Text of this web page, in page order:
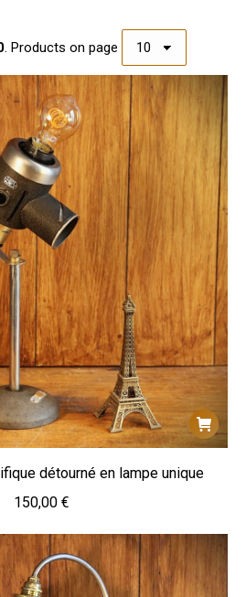
. Products on page
détourné en lampe unique
150,00 €